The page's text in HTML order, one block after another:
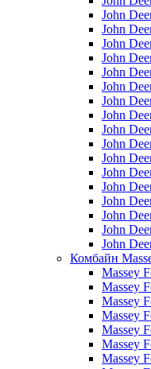
John
John
John
John
John
John
John
John
John
John
John
John
John
John
John
John
John
Комбайн
Massey
Massey
Massey
Massey
Massey
Massey
Massey